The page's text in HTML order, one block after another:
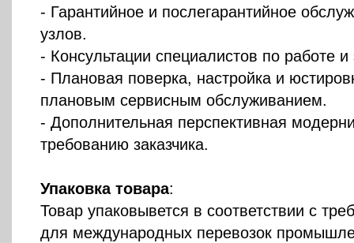
- Гарантийное и послегарантийное
узлов.
- Консультации специалистов по работе и
- Плановая поверка, настройка и
плановым сервисным обслуживанием.
- Дополнительная перспективная
требованию заказчика.
Упаковка товара:
Товар упаковывется в соответствии с
для международных перевозок